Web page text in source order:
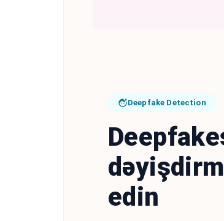
Deepfake Detection
edin